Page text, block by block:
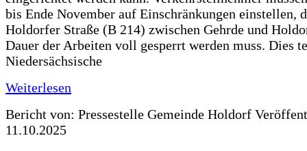
bis Ende November auf Einschränkungen einstellen,
Holdorfer Straße (B 214) zwischen Gehrde und
Dauer der Arbeiten voll gesperrt werden muss. Dies
Niedersächsische
Weiterlesen
Bericht von: Pressestelle Gemeinde Holdorf
11.10.2025